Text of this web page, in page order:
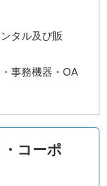
タル及び販
事務機器・OA
コーポ